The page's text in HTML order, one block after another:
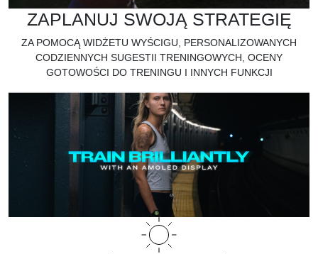
ZAPLANUJ SWOJĄ STRATEGIĘ
ZA POMOCĄ WIDŻETU WYŚCIGU, PERSONALIZOWANYCH
CODZIENNYCH SUGESTII TRENINGOWYCH, OCENY
GOTOWOŚCI DO TRENINGU I INNYCH FUNKCJI